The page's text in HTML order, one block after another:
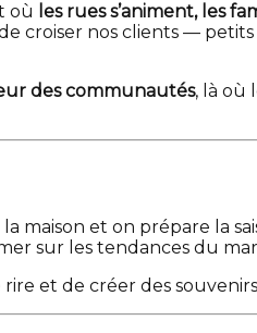
où les rues s’animent, les
croiser nos clients —
des communautés, là où
et on prépare la
sur les tendances du
et de créer des